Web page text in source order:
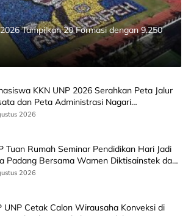
Tampilkan 20 Formasi dengan 9.250
KKN UNP 2026 Serahkan Peta Jalur
dan Peta Administrasi Nagari
2026
Tuan Rumah Seminar Pendidikan Hari Jadi
Padang Bersama Wamen Diktisainstek dan
EMGS Malaysia
2026
UNP Cetak Calon Wirausaha Konveksi di